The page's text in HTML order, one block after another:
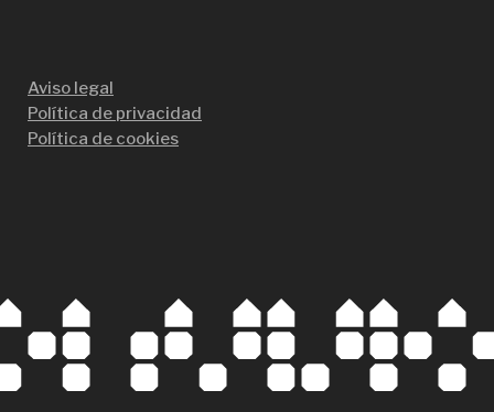
Aviso legal
Política de privacidad
Política de cookies